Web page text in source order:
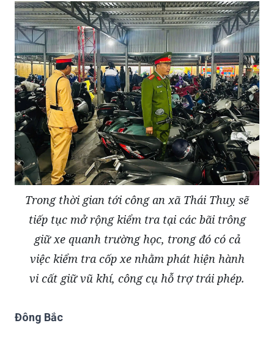
Trong thời gian tới công an xã Thái Thuỵ sẽ
tiếp tục mở rộng kiểm tra tại các bãi trông
giữ xe quanh trường học, trong đó có cả
việc kiểm tra cốp xe nhằm phát hiện hành
vi cất giữ vũ khí, công cụ hỗ trợ trái phép.
Đông Bắc